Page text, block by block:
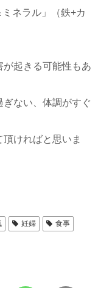
ネラル」（鉄+カ
起きる可能性もあ
ない、体調がすぐ
ければと思いま
妊婦 食事